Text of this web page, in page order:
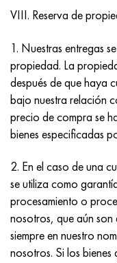
VIII. Reserva de
1. Nuestras entregas
propiedad. La
después de que haya
bajo nuestra relación
precio de compra se
bienes especificadas
2. En el caso de una
se utiliza como
procesamiento o
nosotros, que aún
siempre en nuestro
nosotros. Si los bienes